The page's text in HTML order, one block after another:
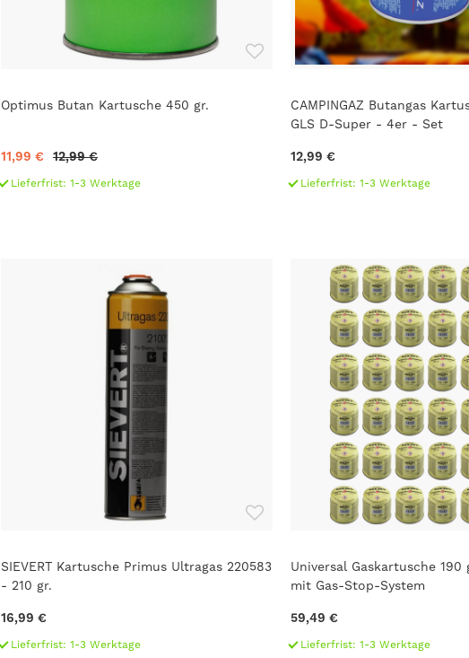
Optimus Butan Kartusche 450 gr.
11,99 € 12,99 €
Lieferfrist: 1-3 Werktage
CAMPINGAZ Butangas
GLS D-Super - 4er - Set
12,99 €
Lieferfrist: 1-3 Werktage
SIEVERT Kartusche Primus Ultragas 220583
- 210 gr.
16,99 €
Lieferfrist: 1-3 Werktage
Universal Gaskartusche 190
mit Gas-Stop-System
59,49 €
Lieferfrist: 1-3 Werktage